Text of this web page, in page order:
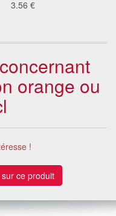
3.56 €
orange ou
!
ce produit